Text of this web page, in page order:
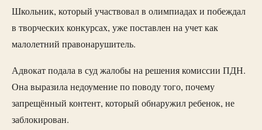
Школьник, который участвовал в олимпиадах и побеждал
в творческих конкурсах, уже поставлен на учет как
малолетний правонарушитель.
Адвокат подала в суд жалобы на решения комиссии ПДН.
Она выразила недоумение по поводу того, почему
запрещённый контент, который обнаружил ребенок, не
заблокирован.